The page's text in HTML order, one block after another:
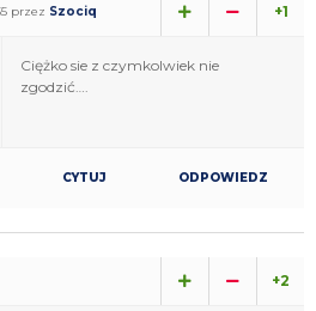
przez Szociq +1
Ciężko sie z czymkolwiek nie
zgodzić….
CYTUJ ODPOWIEDZ
+2